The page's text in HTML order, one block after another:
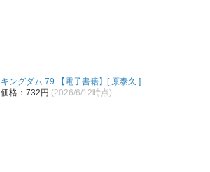
キングダム 79 【電子書籍】[ 原泰久 ]
価格：732円 (2026/6/12時点)